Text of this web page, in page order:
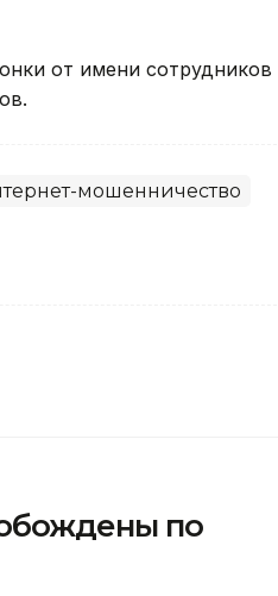
от имени сотрудников
мошенничество
по